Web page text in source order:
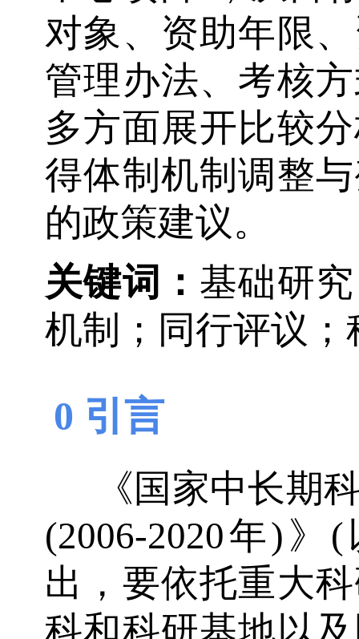
对象、资助年限
管理办法、考核
多方面展开比较
得体制机制调整
的政策建议。
关键词： 基础研
机制；同行评议；
0 引言
《国家中长期
(2006-2020年)
出，要依托重大
科和科研基地以